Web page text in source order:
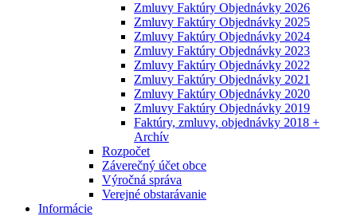
Zmluvy Faktúry Objednávky 2026
Zmluvy Faktúry Objednávky 2025
Zmluvy Faktúry Objednávky 2024
Zmluvy Faktúry Objednávky 2023
Zmluvy Faktúry Objednávky 2022
Zmluvy Faktúry Objednávky 2021
Zmluvy Faktúry Objednávky 2020
Zmluvy Faktúry Objednávky 2019
Faktúry, zmluvy, objednávky 2018 +
Archív
Rozpočet
Záverečný účet obce
Výročná správa
Verejné obstarávanie
Informácie